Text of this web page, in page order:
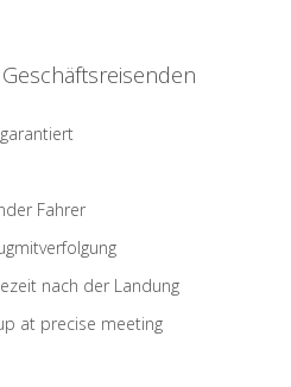
Fahrer
nach der Landung
at precise meeting